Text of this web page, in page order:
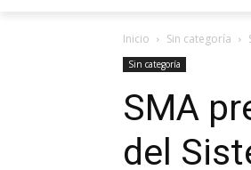
Inicio Sin categoría
Sin categoría
SMA
del